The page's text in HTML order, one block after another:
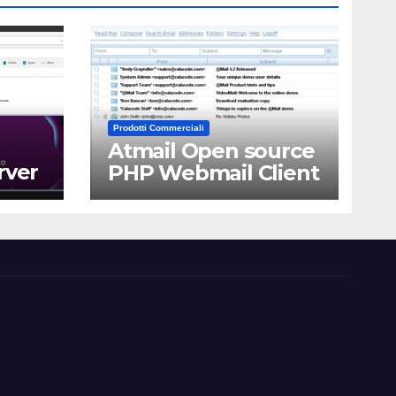
Prodotti Commerciali
Atmail Open source
PHP Webmail Client